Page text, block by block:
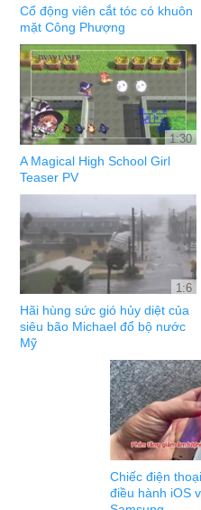
Cổ động viên cắt tóc có khuôn
mặt Công Phượng
1:30
A Magical High School Girl
Teaser PV
1:6
Hãi hùng sức gió hủy diệt của
siêu bão Michael đổ bộ nước
Mỹ
Chiếc điện
điều hành iOS